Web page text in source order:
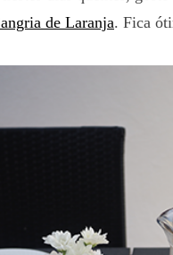
de Laranja. Fica